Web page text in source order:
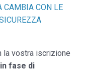
CAMBIA CON LE
la vostra iscrizione
fase di